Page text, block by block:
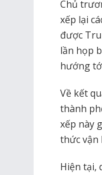
Chủ
xếp lại
được
lần họp
hướng
Về kết
thành
xếp này
thức vận
Hiện tại,